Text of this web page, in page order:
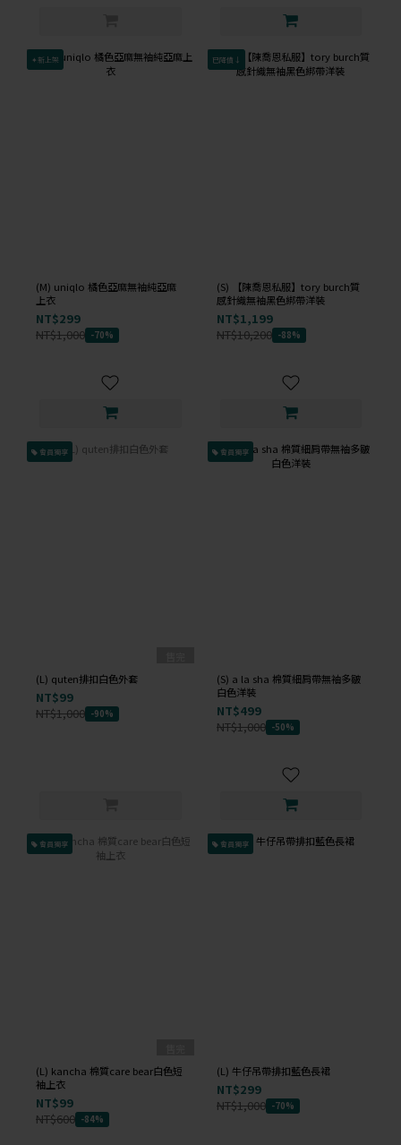
✦新上架
(M) uniqlo 橘色亞麻無袖純亞麻
上衣
NT$299
NT$1,000 -70%
已降價↓
(S) 【陳喬恩私服】tory burch質
感針織無袖黑色綁帶洋裝
NT$1,199
NT$10,200 -88%
會員獨享
(L) quten排扣白色外套
NT$99
NT$1,000 -90%
會員獨享
(S) a la sha 棉質細肩帶無袖多皺
白色洋裝
NT$499
NT$1,000 -50%
會員獨享
(L) kancha 棉質care bear白色短
袖上衣
NT$99
NT$600 -84%
會員獨享
(L) 牛仔吊帶排扣藍色長裙
NT$299
NT$1,000 -70%